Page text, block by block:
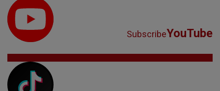
SubscribeYouTube